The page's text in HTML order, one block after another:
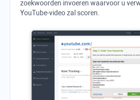
zoekwoorden invoeren waarvoor u
YouTube-video zal scoren.